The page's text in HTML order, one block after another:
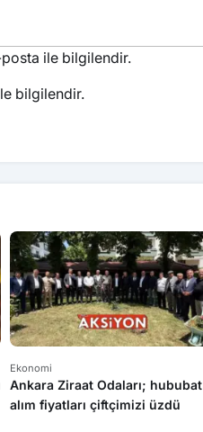
ile bilgilendir.
bilgilendir.
Ekonomi
Ankara Ziraat Odaları; hububat
alım fiyatları çiftçimizi üzdü